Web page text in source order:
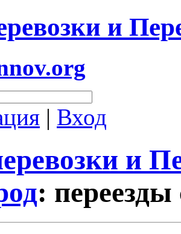
и
| Вход
и
: переезды